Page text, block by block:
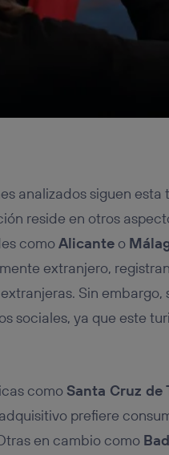
analizados siguen
reside en otros
comoAlicanteo
extranjero,
Sin
sociales, ya que este
comoSanta Cruz de
prefiere
en cambio como